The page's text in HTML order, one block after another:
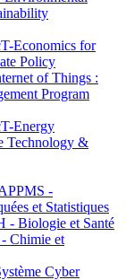
Economics for
Policy
of Things :
Program
Energy
Technology &
-
et Statistiques
Biologie et Santé
Chimie et
Cyber